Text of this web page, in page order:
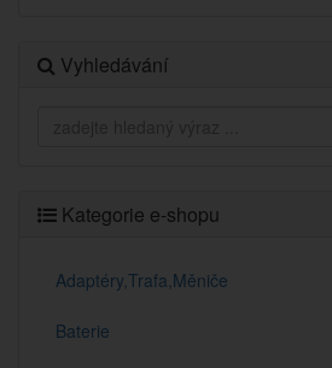
Vyhledávání
Kategorie e-shopu
Adaptéry,Trafa,Měniče
Baterie